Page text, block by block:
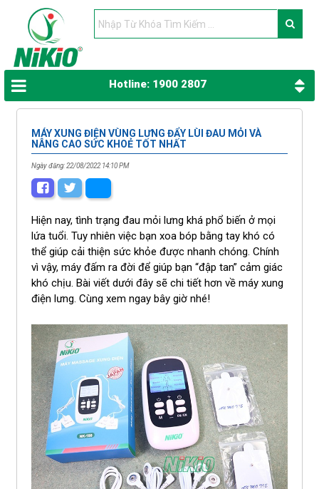
Hotline: 1900 2807
MÁY XUNG ĐIỆN VÙNG LƯNG ĐẨY LÙI ĐAU MỎI VÀ
NÂNG CAO SỨC KHOẺ TỐT NHẤT
Ngày đăng: 22/08/2022 14:10 PM
Hiện nay, tình trạng đau mỏi lưng khá phổ biến ở mọi
lứa tuổi. Tuy nhiên việc bạn xoa bóp bằng tay khó có
thể giúp cải thiện sức khỏe được nhanh chóng. Chính
vì vậy, máy đấm ra đời để giúp bạn “đập tan” cảm giác
khó chịu. Bài viết dưới đây sẽ chi tiết hơn về máy xung
điện lưng. Cùng xem ngay bây giờ nhé!